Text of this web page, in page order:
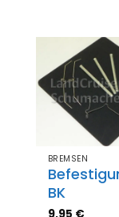
BREMSEN
BK